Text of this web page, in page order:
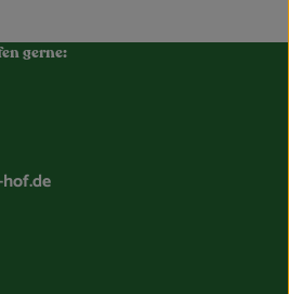
gerne:
www.instagram.com/
https://www.facebook.com/
zu https://www.tiktok.com/
Link zu https://whatsapp.com/